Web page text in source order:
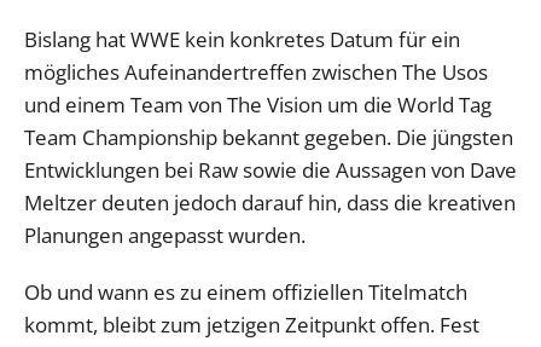
Bislang hat WWE kein konkretes Datum für ein
mögliches Aufeinandertreffen zwischen The Usos
und einem Team von The Vision um die World Tag
Team Championship bekannt gegeben. Die jüngsten
Entwicklungen bei Raw sowie die Aussagen von Dave
Meltzer deuten jedoch darauf hin, dass die kreativen
Planungen angepasst wurden.
Ob und wann es zu einem offiziellen Titelmatch
kommt, bleibt zum jetzigen Zeitpunkt offen. Fest